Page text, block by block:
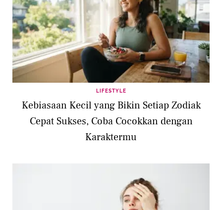
LIFESTYLE
Kebiasaan Kecil yang Bikin Setiap Zodiak
Cepat Sukses, Coba Cocokkan dengan
Karaktermu